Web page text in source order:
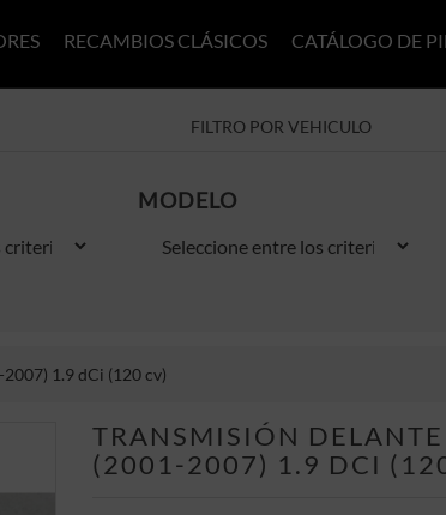
RECAMBIOS CLÁSICOS CATÁLOGO DE
FILTRO POR VEHICULO
MODELO
1.9 dCi (120 cv)
TRANSMISIÓN
(2001-2007) 1.9 DCI